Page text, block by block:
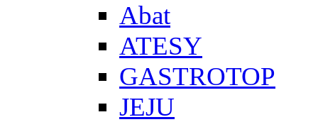
Abat
ATESY
GASTROTOP
JEJU